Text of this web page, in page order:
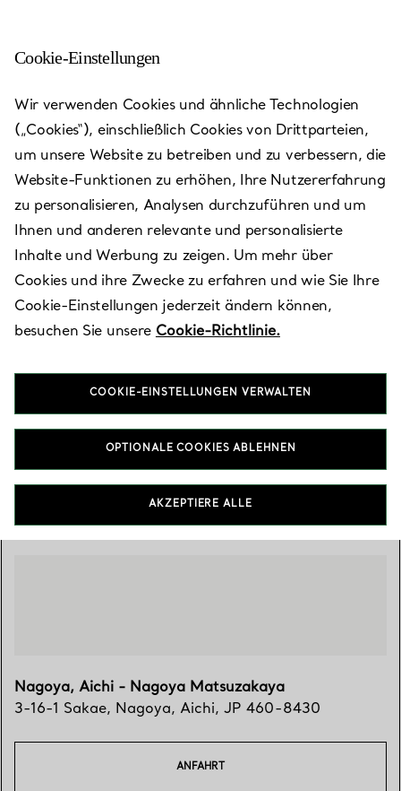
Nagoya, Aichi - Nagoya
Matsuzakaya
Heute bis 20:00 geöffnet
Verfügbare Leistungen
3-16-1 Sakae,Nagoya, Aichi,JP 460-8430
0120-321-488
Besuchen Sie uns
Nagoya, Aichi - Nagoya Matsuzakaya
3-16-1 Sakae, Nagoya, Aichi, JP 460-8430
ANFAHRT
Cookie-Einstellungen
Wir verwenden Cookies und ähnliche Technologien
(„Cookies“), einschließlich Cookies von Drittparteien,
um unsere Website zu betreiben und zu verbessern, die
Website-Funktionen zu erhöhen, Ihre Nutzererfahrung
zu personalisieren, Analysen durchzuführen und um
Ihnen und anderen relevante und personalisierte
Inhalte und Werbung zu zeigen. Um mehr über
Cookies und ihre Zwecke zu erfahren und wie Sie Ihre
Cookie-Einstellungen jederzeit ändern können,
besuchen Sie unsere Cookie-Richtlinie.
COOKIE-EINSTELLUNGEN VERWALTEN
OPTIONALE COOKIES ABLEHNEN
AKZEPTIERE ALLE